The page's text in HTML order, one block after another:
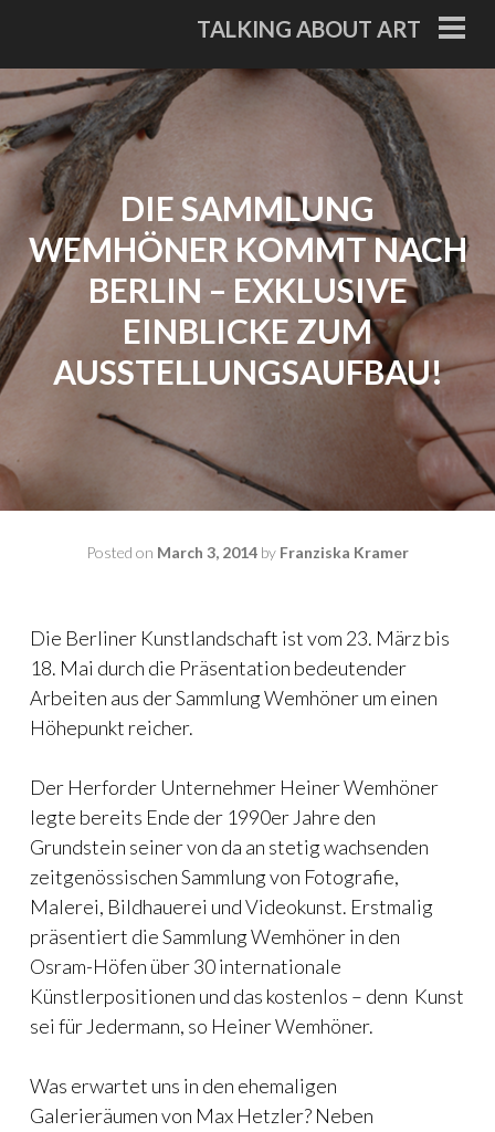
content
TALKING ABOUT ART
DIE SAMMLUNG
WEMHÖNER KOMMT NACH
BERLIN – EXKLUSIVE
EINBLICKE ZUM
AUSSTELLUNGSAUFBAU!
Posted on March 3, 2014 by Franziska Kramer
Die Berliner Kunstlandschaft ist vom 23. März bis
18. Mai durch die Präsentation bedeutender
Arbeiten aus der Sammlung Wemhöner um einen
Höhepunkt reicher.
Der Herforder Unternehmer Heiner Wemhöner
legte bereits Ende der 1990er Jahre den
Grundstein seiner von da an stetig wachsenden
zeitgenössischen Sammlung von Fotografie,
Malerei, Bildhauerei und Videokunst. Erstmalig
präsentiert die Sammlung Wemhöner in den
Osram-Höfen über 30 internationale
Künstlerpositionen und das kostenlos – denn Kunst
sei für Jedermann, so Heiner Wemhöner.
Was erwartet uns in den ehemaligen
Galerieräumen von Max Hetzler? Neben